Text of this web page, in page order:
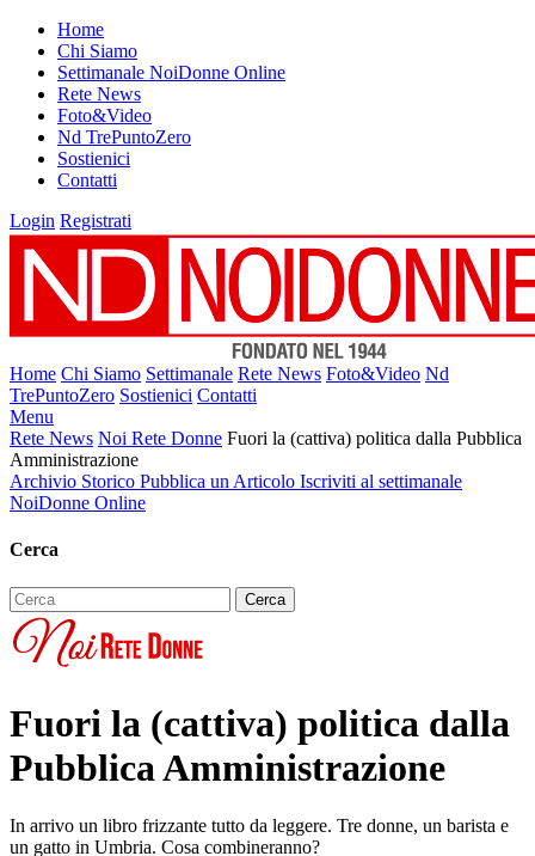
Home
Chi Siamo
Settimanale NoiDonne Online
Rete News
Foto&Video
Nd TrePuntoZero
Sostienici
Contatti
Login Registrati
Home Chi Siamo Settimanale Rete News Foto&Video Nd
TrePuntoZero Sostienici Contatti
Menu
Rete News Noi Rete Donne Fuori la (cattiva) politica dalla Pubblica
Amministrazione
Archivio Storico Pubblica un Articolo Iscriviti al settimanale
NoiDonne Online
Cerca
Fuori la (cattiva) politica dalla
Pubblica Amministrazione
In arrivo un libro frizzante tutto da leggere. Tre donne, un barista e
un gatto in Umbria. Cosa combineranno?